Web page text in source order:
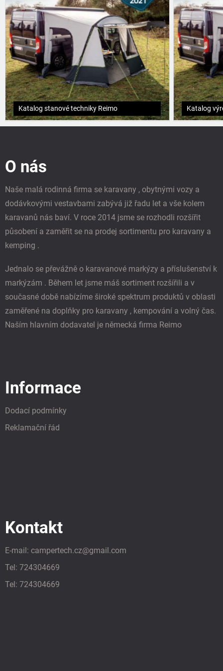
Katalog stanové techniky Reimo Katalog
O nás
Naše malá rodinná firma se karavany , obytnými vozy a
dodávkovými vestavbami zabývá již řadu let a vše kolem
karavanů nás baví. V roce 2014 jsme se rozhodli rozšířit
působení a zaměřit se na prodej sortimentu pro karavany a
kemping .
Jednalo se převážně o karavanové markýzy a příslušenství k
markýzám . Během let jsme máš sortiment rozšířili a v
současné době nabízíme široké spektrum produktů v oblasti
zaměřené na doplňky pro karavany , kempování a volný čas.
Naším hlavním dodavatel je německá firma Reimo
Informace
Dodací podmínky
Reklamační řád
Kontakt
E-mail: campertech.cz@gmail.com
Tel: 724304669
Tel: 724304669